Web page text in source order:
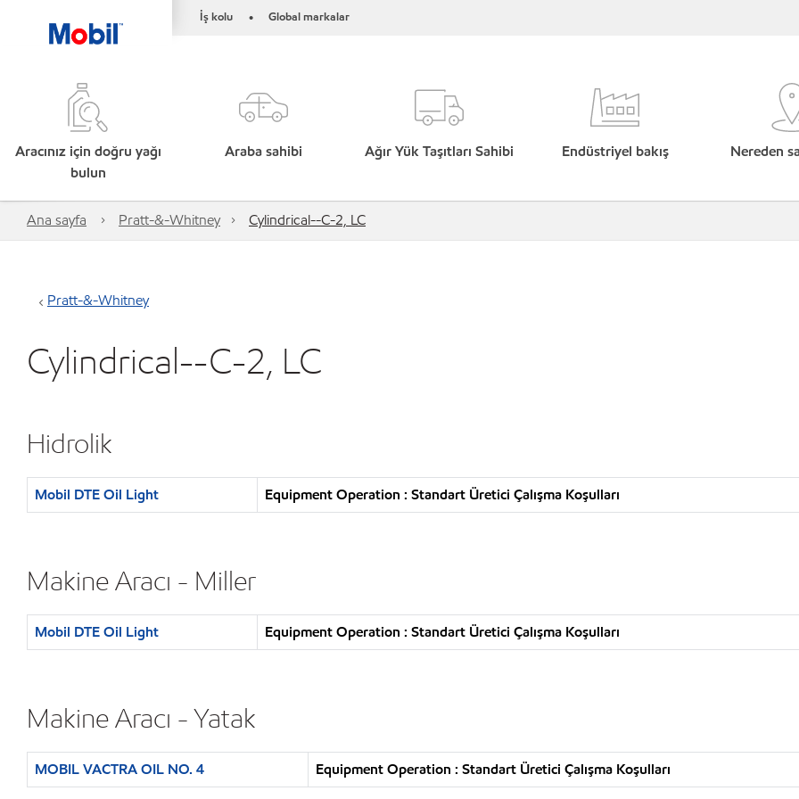
İş kolu • Global markalar
Aracınız için doğru yağı
bulun
Araba sahibi Ağır Yük Taşıtları Sahibi Endüstriyel bakış Nereden
Ana sayfa Pratt-&-Whitney Cylindrical--C-2, LC
Pratt-&-Whitney
Cylindrical--C-2, LC
Hidrolik
Mobil DTE Oil Light Equipment Operation : Standart Üretici Çalışma Koşulları
Makine Aracı - Miller
Mobil DTE Oil Light Equipment Operation : Standart Üretici Çalışma Koşulları
Makine Aracı - Yatak
MOBIL VACTRA OIL NO. 4 Equipment Operation : Standart Üretici Çalışma Koşulları